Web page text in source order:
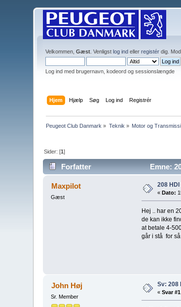
Velkommen,Gæst . Venligstlog ind ellerregistér dig.
Log ind med brugernavn, kodeord og sessionslængde
Hjem Hjælp Søg Log ind Registrér
Peugeot Club Danmark » Teknik » Motor og
Sider: [1]
Forfatter Emne:
Maxpilot
Gæst
208
« Dato:
Hej .. har en
de kan ikke
at betale 4-
går i stå for
John Høj
Sr. Member
Sv: 208
«Svar